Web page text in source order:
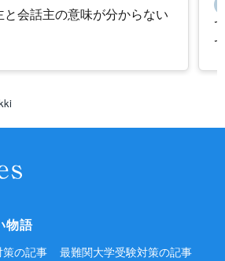
物語
策の記事
最難関大学受験対策の記事